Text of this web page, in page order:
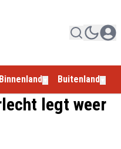
Binnenland Buitenland
legt weer